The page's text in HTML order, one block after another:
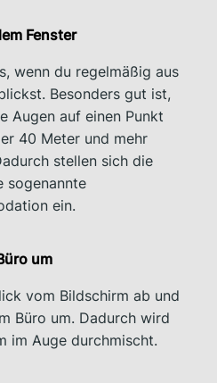
Fenster
wenn du regelmäßig aus
Besonders gut ist,
Augen auf einen Punkt
40 Meter und mehr
stellen sich die
sogenannte
ein.
um
vom Bildschirm ab und
Büro um. Dadurch wird
im Auge durchmischt.